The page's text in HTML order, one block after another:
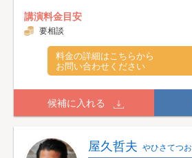
講演料金目安
要相談
料金の詳細はこちらから
お問い合わせください
候補に入れる
屋久哲夫 やひさてつお